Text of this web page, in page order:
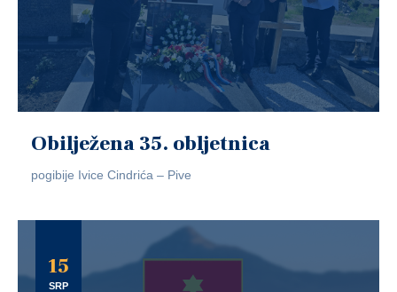
Obilježena 35. obljetnica
pogibije Ivice Cindrića – Pive
15
SRP